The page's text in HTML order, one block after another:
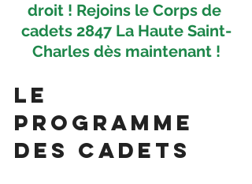
droit ! Rejoins le Corps de
cadets 2847 La Haute Saint-
Charles dès maintenant !
Le
Programme
des cadets